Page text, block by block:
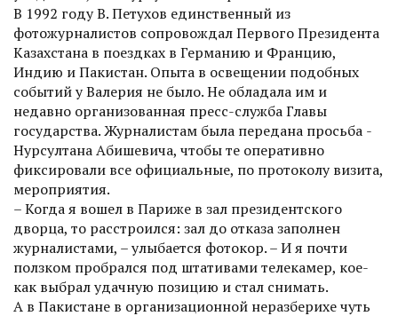
В 1992 году В. Петухов единственный из
фотожурналистов сопровождал Первого Президента
Казахстана в поездках в Германию и Францию,
Индию и Пакистан. Опыта в освещении подобных
событий у Валерия не было. Не обладала им и
недавно организованная пресс-служба Главы
государства. Журналис­там была передана просьба ­
Нурсултана Абишевича, чтобы те оперативно
фиксировали все официальные, по протоколу визита,
мероприятия.
– Когда я вошел в Париже в зал президентского
дворца, то расстроился: зал до отказа заполнен
журналистами, – улыбается фотокор. – И я почти
ползком пробрался под штативами телекамер, кое-
как выбрал удачную позицию и стал снимать.
А в Пакистане в организационной неразберихе чуть